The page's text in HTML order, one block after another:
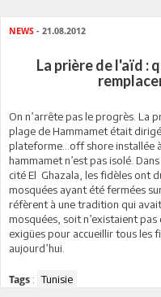
NEWS - 21.08.2012
La prière de l'aïd :
On n’arrête pas le progrès. La
plage de Hammamet était
plateforme…off shore installée
hammamet n’est pas isolé.
cité El Ghazala, les fidèles ont
mosquées ayant été fermées
réfèrent à une tradition qui
mosquées, soit n’existaient
exigües pour accueillir tous les
aujourd’hui.
Tags : Tunisie